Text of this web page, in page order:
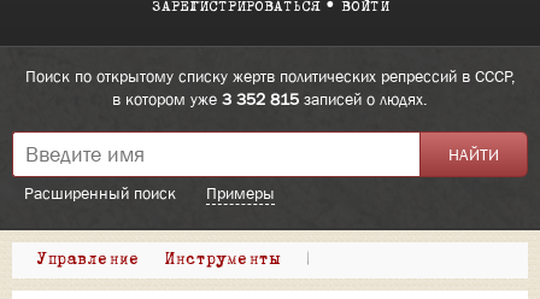
ЗАРЕГИСТРИРОВАТЬСЯ ВОЙТИ
Поиск по открытому списку жертв политических репрессий в СССР,
в котором уже 3 352 815 записей о людях.
Расширенный поиск Примеры
Управление Инструменты |